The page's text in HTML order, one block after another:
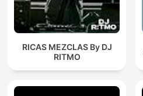
RICAS MEZCLAS By DJ
RITMO